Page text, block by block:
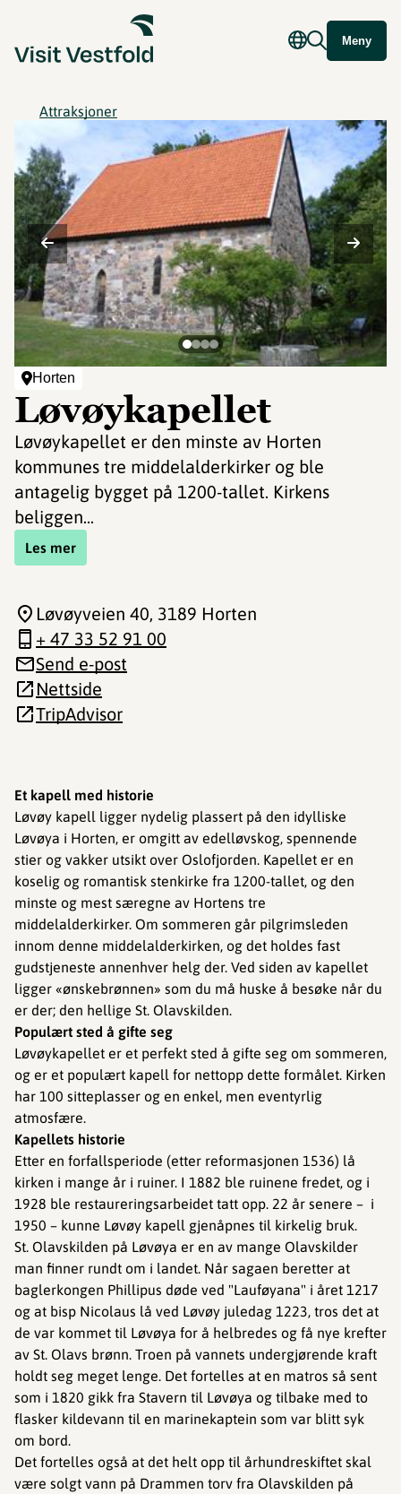
Meny
Attraksjoner
Horten
Løvøykapellet
Løvøykapellet er den minste av Horten
kommunes tre middelalderkirker og ble
antagelig bygget på 1200-tallet. Kirkens
beliggen...
Les mer
Et kapell med historie
Løvøy kapell ligger nydelig plassert på den idylliske
Løvøya i Horten, er omgitt av edelløvskog, spennende
stier og vakker utsikt over Oslofjorden. Kapellet er en
koselig og romantisk stenkirke fra 1200-tallet, og den
minste og mest særegne av Hortens tre
middelalderkirker. Om sommeren går pilgrimsleden
innom denne middelalderkirken, og det holdes fast
gudstjeneste annenhver helg der. Ved siden av kapellet
ligger «ønskebrønnen» som du må huske å besøke når du
er der; den hellige St. Olavskilden.
Populært sted å gifte seg
Løvøykapellet er et perfekt sted å gifte seg om sommeren,
og er et populært kapell for nettopp dette formålet. Kirken
har 100 sitteplasser og en enkel, men eventyrlig
atmosfære.
Kapellets historie
Etter en forfallsperiode (etter reformasjonen 1536) lå
kirken i mange år i ruiner. I 1882 ble ruinene fredet, og i
1928 ble restaureringsarbeidet tatt opp. 22 år senere – i
1950 – kunne Løvøy kapell gjenåpnes til kirkelig bruk.
St. Olavskilden på Løvøya er en av mange Olavskilder
man finner rundt om i landet. Når sagaen beretter at
baglerkongen Phillipus døde ved "Lauføyana" i året 1217
og at bisp Nicolaus lå ved Løvøy juledag 1223, tros det at
de var kommet til Løvøya for å helbredes og få nye krefter
av St. Olavs brønn. Troen på vannets undergjørende kraft
holdt seg meget lenge. Det fortelles at en matros så sent
som i 1820 gikk fra Stavern til Løvøya og tilbake med to
flasker kildevann til en marinekaptein som var blitt syk
om bord.
Det fortelles også at det helt opp til århundreskiftet skal
være solgt vann på Drammen torv fra Olavskilden på
Løvøyveien 40, 3189 Horten
+ 47 33 52 91 00
Send e-post
Nettside
TripAdvisor